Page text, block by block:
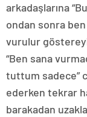
arkadaşlarına
ondan sonra ben
vurulur
“Ben sana
tuttum sadece”
ederken tekrar
barakadan